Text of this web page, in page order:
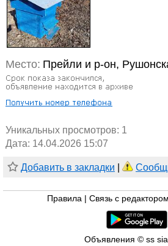
Место: Прейли и р-он,
Уникальных просмотров: 1
Дата: 14.04.2026 15:07
Добавить в закладки
Правила Связь с редактором
Объявления © ss